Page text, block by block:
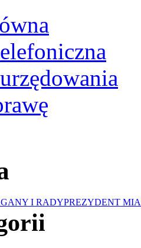
I RADYPREZYDENT